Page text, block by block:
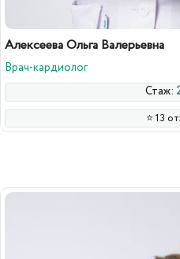
Алексеева Ольга Валерьевна
Врач-кардиолог
Стаж:
⭐️ 13